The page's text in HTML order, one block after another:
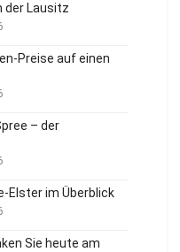
der Lausitz
Preise auf einen
– der
Elster im Überblick
Sie heute am